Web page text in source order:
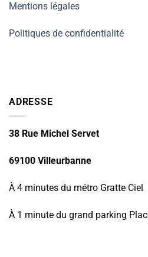
Mentions légales
Politiques de confidentialité
ADRESSE
38 Rue Michel Servet
69100 Villeurbanne
À 4 minutes du métro Gratte Ciel
À 1 minute du grand parking